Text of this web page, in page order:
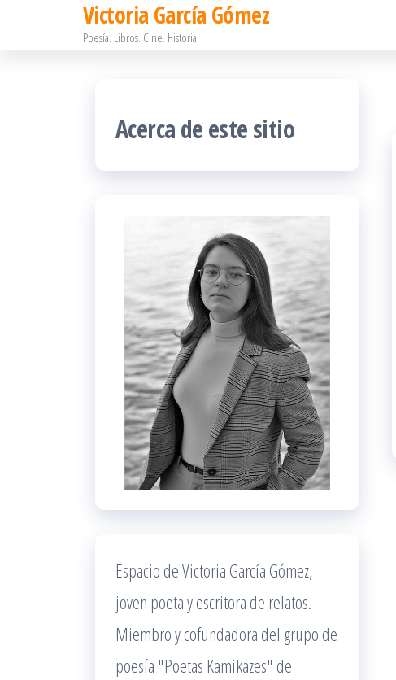
Victoria García Gómez
Poesía. Libros. Cine. Historia.
Acerca de este sitio
Espacio de Victoria García Gómez,
joven poeta y escritora de relatos.
Miembro y cofundadora del grupo de
poesía "Poetas Kamikazes" de